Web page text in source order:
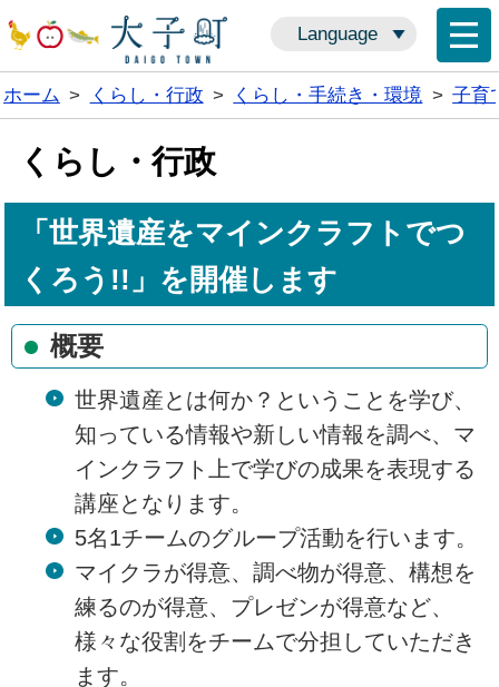
Language
ホーム > くらし・行政 > くらし・手続き・環境 > 子育
くらし・行政
「世界遺産をマインクラフトでつ
くろう!!」を開催します
概要
世界遺産とは何か？ということを学び、
知っている情報や新しい情報を調べ、マ
インクラフト上で学びの成果を表現する
講座となります。
5名1チームのグループ活動を行います。
マイクラが得意、調べ物が得意、構想を
練るのが得意、プレゼンが得意など、
様々な役割をチームで分担していただき
ます。